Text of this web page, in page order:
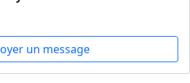
un message